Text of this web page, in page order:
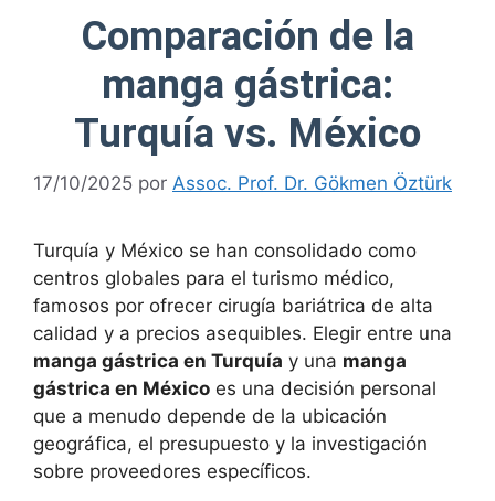
Comparación de la
manga gástrica:
Turquía vs. México
17/10/2025 por Assoc. Prof. Dr. Gökmen Öztürk
Turquía y México se han consolidado como
centros globales para el turismo médico,
famosos por ofrecer cirugía bariátrica de alta
calidad y a precios asequibles. Elegir entre una
manga gástrica en Turquía y una manga
gástrica en México es una decisión personal
que a menudo depende de la ubicación
geográfica, el presupuesto y la investigación
sobre proveedores específicos.